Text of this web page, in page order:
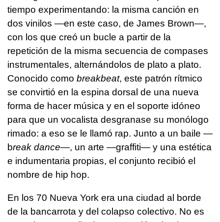
tiempo experimentando: la misma canción en
dos vinilos —en este caso, de James Brown—,
con los que creó un bucle a partir de la
repetición de la misma secuencia de compases
instrumentales, alternándolos de plato a plato.
Conocido como breakbeat, este patrón rítmico
se convirtió en la espina dorsal de una nueva
forma de hacer música y en el soporte idóneo
para que un vocalista desgranase su monólogo
rimado: a eso se le llamó rap. Junto a un baile —
break dance—, un arte —graffiti— y una estética
e indumentaria propias, el conjunto recibió el
nombre de hip hop.
En los 70 Nueva York era una ciudad al borde
de la bancarrota y del colapso colectivo. No es